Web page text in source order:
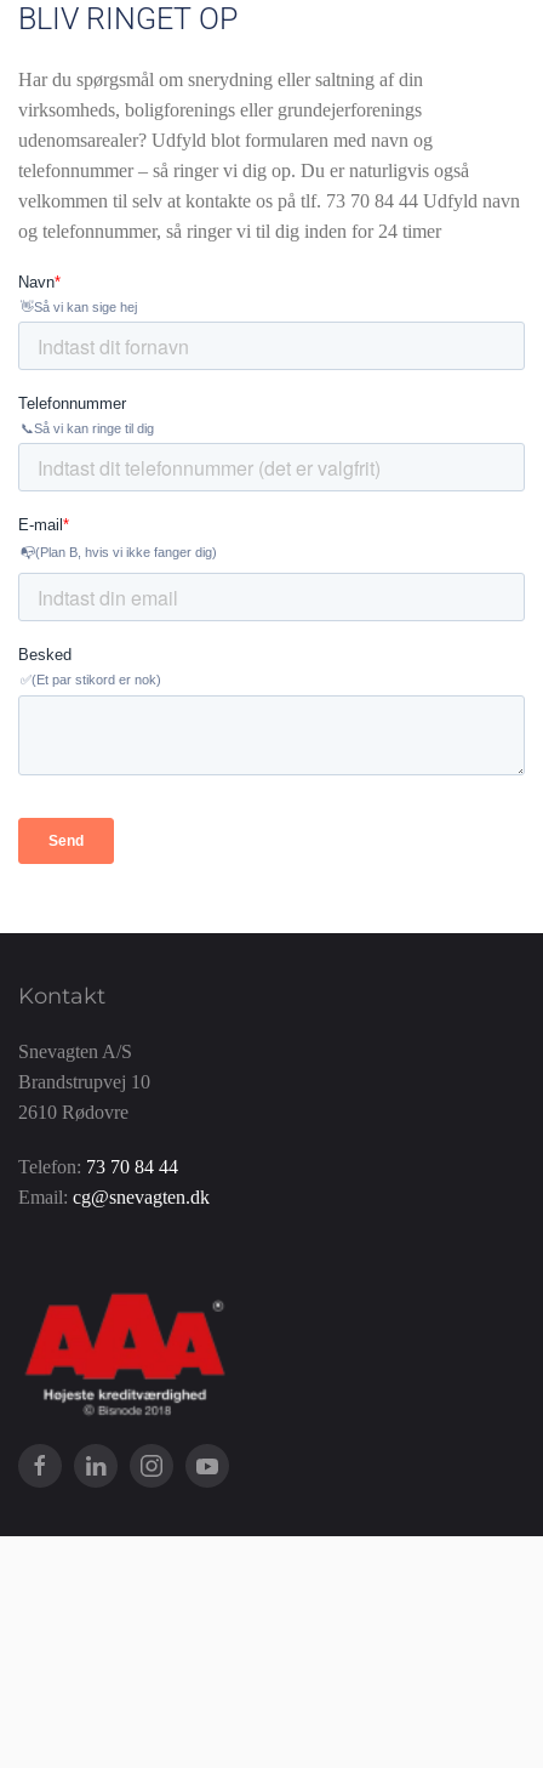
BLIV RINGET OP
Har du spørgsmål om snerydning eller saltning af din
virksomheds, boligforenings eller grundejerforenings
udenomsarealer? Udfyld blot formularen med navn og
telefonnummer – så ringer vi dig op. Du er naturligvis også
velkommen til selv at kontakte os på tlf. 73 70 84 44 Udfyld navn
og telefonnummer, så ringer vi til dig inden for 24 timer
Kontakt
Snevagten A/S
Brandstrupvej 10
2610 Rødovre
Telefon: 73 70 84 44
Email: cg@snevagten.dk